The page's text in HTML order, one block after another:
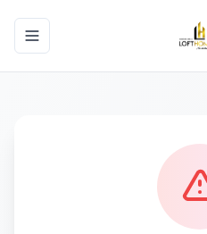
Toggle navigation menu